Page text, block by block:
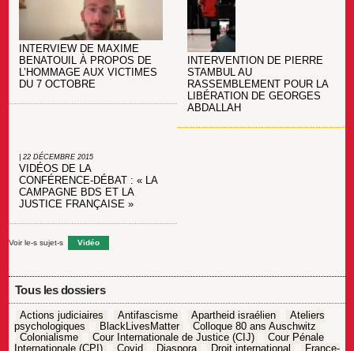
INTERVIEW DE MAXIME
BENATOUIL À PROPOS DE
L’HOMMAGE AUX VICTIMES
DU 7 OCTOBRE
INTERVENTION DE PIERRE
STAMBUL AU
RASSEMBLEMENT POUR LA
LIBÉRATION DE GEORGES
ABDALLAH
| 22 DÉCEMBRE 2015
VIDÉOS DE LA
CONFÉRENCE-DÉBAT : « LA
CAMPAGNE BDS ET LA
JUSTICE FRANÇAISE »
Voir le-s sujet-s Vidéo
Tous les dossiers
Actions judiciaires Antifascisme Apartheid israélien
Ateliers
psychologiques
BlackLivesMatter
Colloque 80 ans Auschwitz
Colonialisme
Cour Internationale de Justice (CIJ)
Cour Pénale